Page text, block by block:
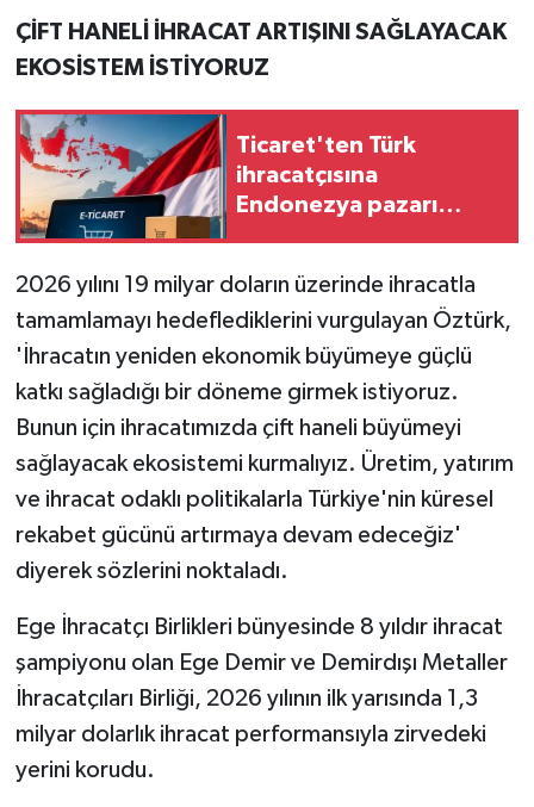
ÇİFT HANELİ İHRACAT ARTIŞINI SAĞLAYACAK
EKOSİSTEM İSTİYORUZ
Ticaret'ten Türk
ihracatçısına
Endonezya pazarı
2026 yılını 19 milyar doların üzerinde ihracatla
tamamlamayı hedeflediklerini vurgulayan Öztürk,
'İhracatın yeniden ekonomik büyümeye güçlü
katkı sağladığı bir döneme girmek istiyoruz.
Bunun için ihracatımızda çift haneli büyümeyi
sağlayacak ekosistemi kurmalıyız. Üretim, yatırım
ve ihracat odaklı politikalarla Türkiye'nin küresel
rekabet gücünü artırmaya devam edeceğiz'
diyerek sözlerini noktaladı.
Ege İhracatçı Birlikleri bünyesinde 8 yıldır ihracat
şampiyonu olan Ege Demir ve Demirdışı Metaller
İhracatçıları Birliği, 2026 yılının ilk yarısında 1,3
milyar dolarlık ihracat performansıyla zirvedeki
yerini korudu.